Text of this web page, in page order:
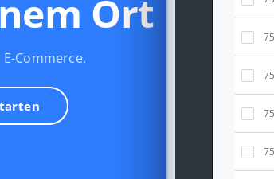
Ort
Commerce.